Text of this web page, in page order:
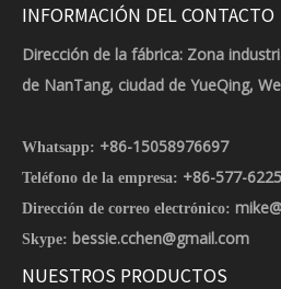
INFORMACIÓN DEL CONTACTO
Dirección de la fábrica: Zona
de NanTang, ciudad de YueQing,
Whatsapp: +86-15058976697
Teléfono de la empresa: +86-577-
Dirección de correo electrónico:
Skype: bessie.cchen@gmail.com
NUESTROS PRODUCTOS